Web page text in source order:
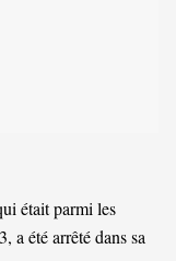
était parmi les
a été arrêté dans sa